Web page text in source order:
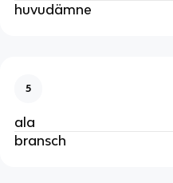
huvudämne
5
ala
bransch